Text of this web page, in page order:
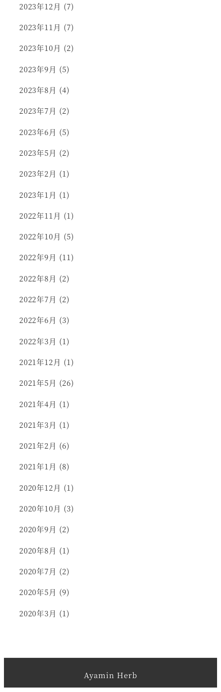
2023年12月 (7)
2023年11月 (7)
2023年10月 (2)
2023年9月 (5)
2023年8月 (4)
2023年7月 (2)
2023年6月 (5)
2023年5月 (2)
2023年2月 (1)
2023年1月 (1)
2022年11月 (1)
2022年10月 (5)
2022年9月 (11)
2022年8月 (2)
2022年7月 (2)
2022年6月 (3)
2022年3月 (1)
2021年12月 (1)
2021年5月 (26)
2021年4月 (1)
2021年3月 (1)
2021年2月 (6)
2021年1月 (8)
2020年12月 (1)
2020年10月 (3)
2020年9月 (2)
2020年8月 (1)
2020年7月 (2)
2020年5月 (9)
2020年3月 (1)
Ayamin Herb